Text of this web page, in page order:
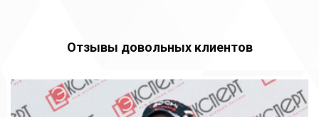
Отзывы довольных клиентов